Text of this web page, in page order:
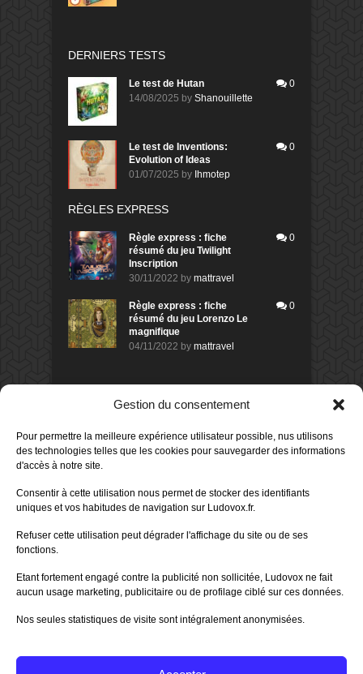
Gestion du consentement
Pour permettre la meilleure expérience utilisateur possible, nus utilisons
des technologies telles que les cookies pour sauvegarder des informations
d'accès à notre site.
Consentir à cette utilisation nous permet de stocker des identifiants
uniques et vos habitudes de navigation sur Ludovox.fr.
Refuser cette utilisation peut dégrader l'affichage du site ou de ses
fonctions.
Etant fortement engagé contre la publicité non sollicitée, Ludovox ne fait
aucun usage marketing, publicitaire ou de profilage ciblé sur ces données.
Nos seules statistiques de visite sont intégralement anonymisées.
DERNIERS TESTS
Le test de Hutan
14/08/2025 by Shanouillette
0
Le test de Inventions:
Evolution of Ideas
01/07/2025 by Ihmotep
0
RÈGLES EXPRESS
Règle express : fiche
résumé du jeu Twilight
Inscription
30/11/2022 by mattravel
0
Règle express : fiche
résumé du jeu Lorenzo Le
magnifique
04/11/2022 by mattravel
0
DERNIERS AVIS DES MEMBRES
Avis de
Sur le jeu Collect!
il y a 23 heures
Avis demorlockbob
Sur le jeu Detective Box - Ciao
Publié leil y a 2 jours
80%
Sur le jeu Detective Box - Ciao
Bella